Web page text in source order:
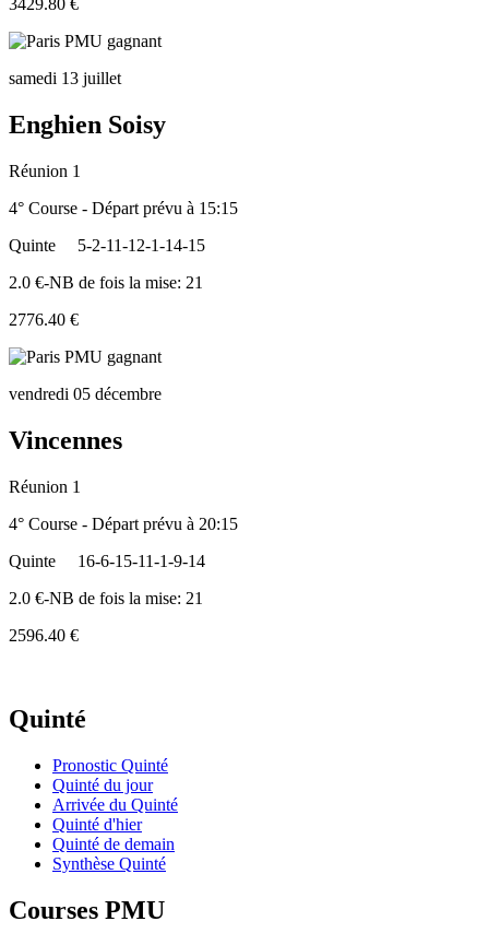
3429.80 €
samedi 13 juillet
Enghien Soisy
Réunion 1
4° Course - Départ prévu à 15:15
Quinte
5-2-11-12-1-14-15
2.0 €-NB de fois la mise: 21
2776.40 €
vendredi 05 décembre
Vincennes
Réunion 1
4° Course - Départ prévu à 20:15
Quinte
16-6-15-11-1-9-14
2.0 €-NB de fois la mise: 21
2596.40 €
Quinté
Pronostic Quinté
Quinté du jour
Arrivée du Quinté
Quinté d'hier
Quinté de demain
Synthèse Quinté
Courses PMU